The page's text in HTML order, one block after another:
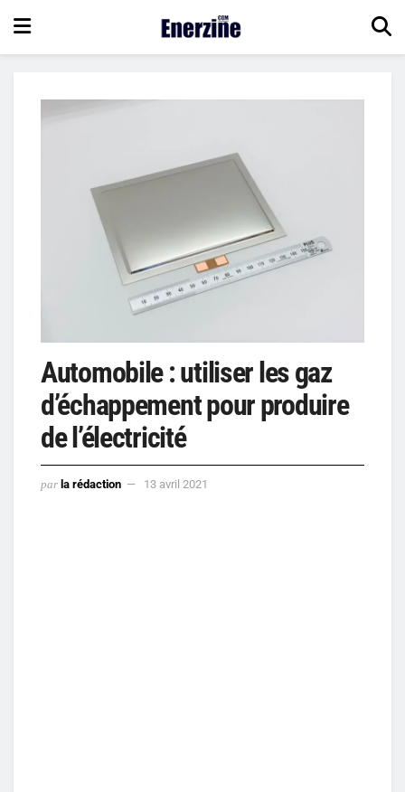
Automobile : utiliser les gaz
d’échappement pour produire
de l’électricité
par la rédaction 13 avril 2021